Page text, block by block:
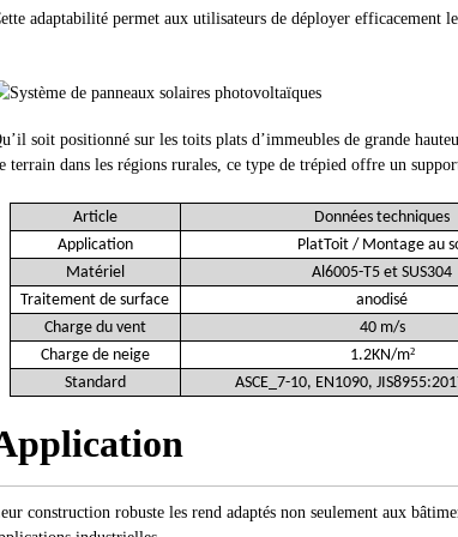
adaptabilité permet aux utilisateurs de déployer efficacement
soit positionné sur les toits plats d’immeubles de grande
terrain dans les régions rurales, ce type de trépied offre un
Article
Données techniques
Application
PlatToit/ Montage au
Matériel
Al6005-T5 et SUS304
Traitement de surface
anodisé
Charge du vent
40 m/s
Charge de neige
1.2KN/m²
Standard
ASCE_7-10, EN1090,
construction robuste les rend adaptés non seulement aux